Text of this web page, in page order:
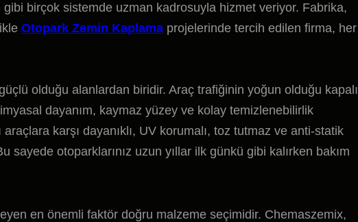
birçok sistemde uzman kadrosuyla hizmet veriyor. Fabrika,
Otopark Zemin Kaplama projelerinde tercih edilen firma, her
olduğu alanlardan biridir. Araç trafiğinin yoğun olduğu kapalı
dayanım, kaymaz yüzey ve kolay temizlenebilirlik
karşı dayanıklı, UV korumalı, toz tutmaz ve anti-statik
otoparklarınız uzun yıllar ilk günkü gibi kalırken bakım
en önemli faktör doğru malzeme seçimidir. Chemaszemix,